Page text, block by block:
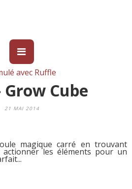
avec Ruffle
Grow Cube
21 MAI 2014
magique carré en trouvant
les éléments pour un